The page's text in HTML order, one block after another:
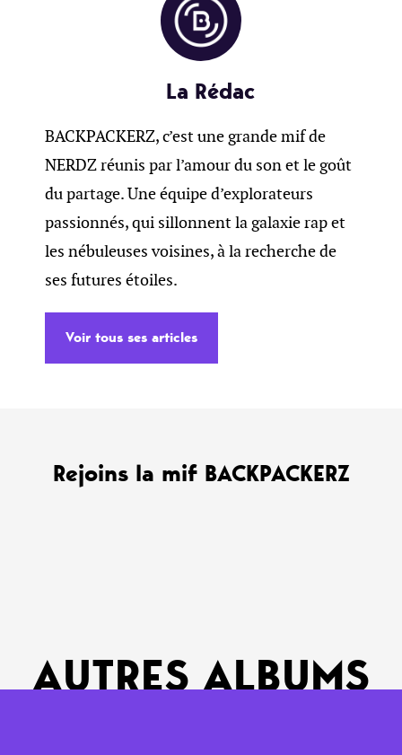
La Rédac
BACKPACKERZ, c’est une grande mif de
NERDZ réunis par l’amour du son et le goût
du partage. Une équipe d’explorateurs
passionnés, qui sillonnent la galaxie rap et
les nébuleuses voisines, à la recherche de
ses futures étoiles.
Voir tous ses articles
Rejoins la mif BACKPACKERZ
AUTRES ALBUMS